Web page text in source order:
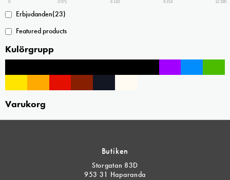
0 3 071 6 143 9 214 12 285
Erbjudanden(23)
Featured products
Kulörgrupp
Varukorg
Butiken
Storgatan 83D
953 31 Haparanda